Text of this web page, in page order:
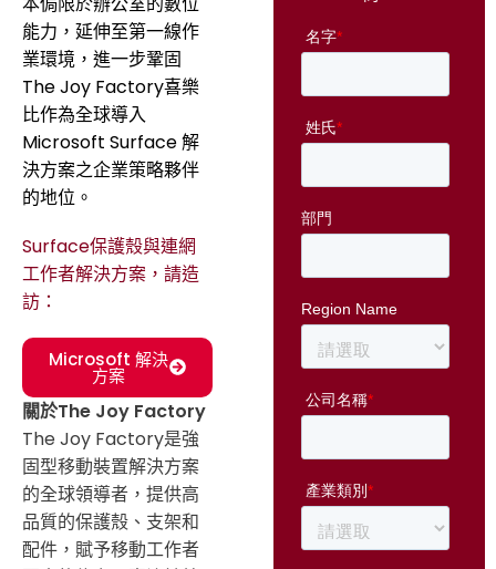
能力，延伸至第一線作
業環境，進一步鞏固
The Joy Factory喜樂
比作為全球導入
Microsoft Surface 解
決方案之企業策略夥伴
的地位。
Surface保護殼與連網
工作者解決方案，請造
訪：
Microsoft 解決
方案
關於The Joy Factory
The Joy Factory是強
固型移動裝置解決方案
的全球領導者，提供高
品質的保護殼、支架和
配件，賦予移動工作者